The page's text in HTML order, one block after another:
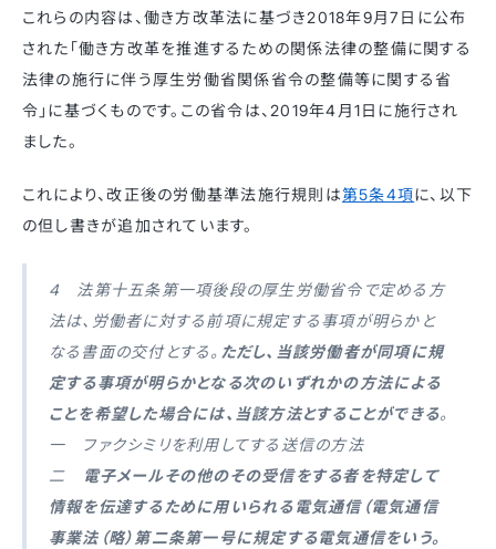
これらの内容は、働き方改革法に基づき2018年9月7日に公布
された「働き方改革を推進するための関係法律の整備に関する
法律の施行に伴う厚生労働省関係省令の整備等に関する省
令」に基づくものです。この省令は、2019年4月1日に施行され
ました。
これにより、改正後の労働基準法施行規則は第5条4項に、以下
の但し書きが追加されています。
4 法第十五条第一項後段の厚生労働省令で定める方
法は、労働者に対する前項に規定する事項が明らかと
なる書面の交付とする。 ただし、当該労働者が同項に規
定する事項が明らかとなる次のいずれかの方法による
ことを希望した場合には、当該方法とすることができる。
一 ファクシミリを利用してする送信の方法
二
電子メールその他のその受信をする者を特定して
情報を伝達するために用いられる電気通信（電気通信
事業法（略）第二条第一号に規定する電気通信をいう。